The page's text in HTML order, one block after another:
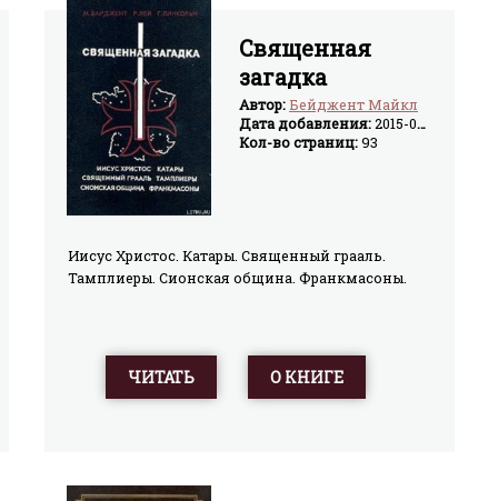
Священная
загадка
Автор:Бейджент Майкл
Дата добавления:2015-04-01
Кол-во страниц:93
Иисус Христос. Катары. Священный грааль.
Тамплиеры. Сионская община. Франкмасоны.
ЧИТАТЬ О КНИГЕ